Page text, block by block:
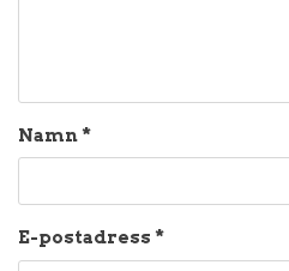
Namn*
E-postadress *